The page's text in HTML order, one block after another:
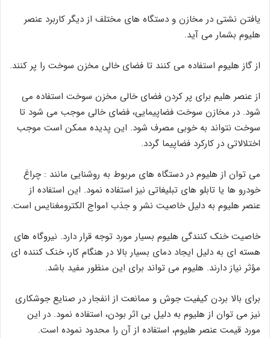
یافتن نشتی در مخازن و دستگاه های مختلف از دیگر کاربرد عنصر
هلیوم بشمار می آید.
از گاز هلیوم استفاده می کنند تا فضای خالی مخزن سوخت را پر کنند.
از عنصر هلیم برای پر کردن فضای خالی مخزن سوخت استفاده می
شود. در مخازن سوخت فضاپیمایی، فضای خالی موجب می شود تا
سوخت نتواند به خوبی مصرف شود. این پدیده ممکن است موجب
اختلالاتی در کارکرد فضاپیما گردد.
می توان از هلیوم در دستگاه های مربوط به روشنایی مانند : چراغ
خودرو ها یا تابلو های تبلیغاتی نیز استفاده نمود. این استفاده از
عنصر هلیوم به دلیل خاصیت نشر و جذب امواج الکترومغنایس است.
خاصیت خنک کنندگی هلیوم بسیار مورد توجه قرار دارد. نیروگاه های
هسته ای به دلیل ایجاد دمای بسیار بالا در هنگام کار، خنک کننده ای
مؤثر نیاز دارند. هلیوم می تواند برای این منظور مفید باشد.
برای بالا بردن کیفیت جوش و ممانعت از انفجار در صنایع جوشکاری
نیز می توان از هلیوم به دلیل بی اثر بودن، استفاده نمود. در این
مورد قیمت عنصر هلیوم، استفاده از آن را محدود نموده است.